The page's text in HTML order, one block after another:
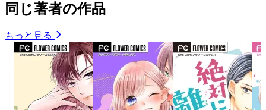
同じ著者の作品
もっと見る